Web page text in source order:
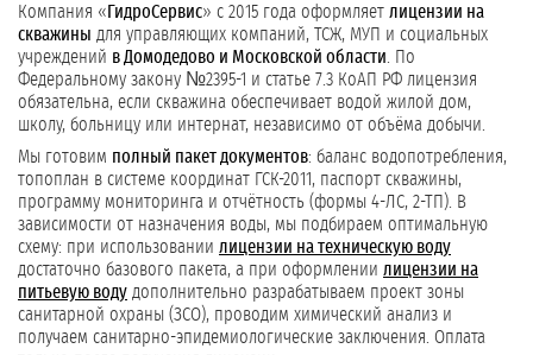
Компания «ГидроСервис» с 2015 года оформляет лицензии на
скважины для управляющих компаний, ТСЖ, МУП и социальных
учреждений в Домодедово и Московской области . По
Федеральному закону №2395-1 и статье 7.3 КоАП РФ лицензия
обязательна, если скважина обеспечивает водой жилой дом,
школу, больницу или интернат, независимо от объёма добычи.
Мы готовим полный пакет документов: баланс водопотребления,
топоплан в системе координат ГСК-2011, паспорт скважины,
программу мониторинга и отчётность (формы 4-ЛС, 2-ТП). В
зависимости от назначения воды, мы подбираем оптимальную
схему: при использовании лицензии на техническую воду
достаточно базового пакета, а при оформлении лицензии на
питьевую воду дополнительно разрабатываем проект зоны
санитарной охраны (ЗСО), проводим химический анализ и
получаем санитарно-эпидемиологические заключения. Оплата